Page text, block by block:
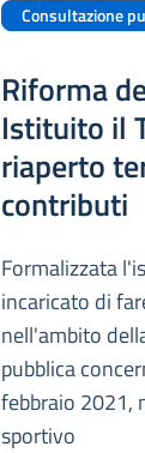
Consultazione
Riforma
Istituito il
riaperto
contributi
Formalizzata
incaricato di
nell'ambito
pubblica
febbraio 2021,
sportivo